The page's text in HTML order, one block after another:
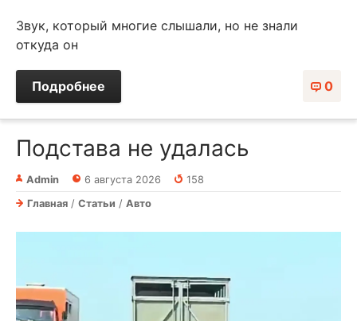
Звук, который многие слышали, но не знали
откуда он⁠⁠
0
Подробнее
Подстава не удалась
Admin 6 августа 2026
158
Главная / Статьи / Авто